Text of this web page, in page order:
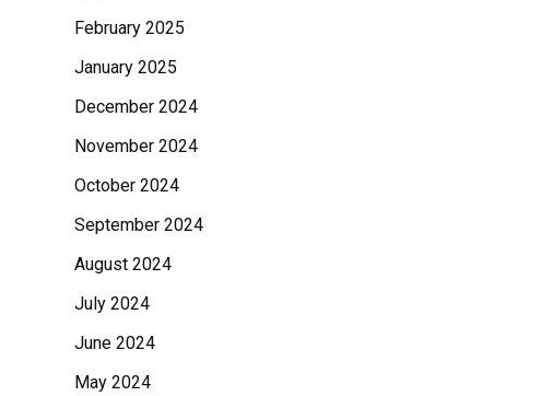
February 2025
January 2025
December 2024
November 2024
October 2024
September 2024
August 2024
July 2024
June 2024
May 2024